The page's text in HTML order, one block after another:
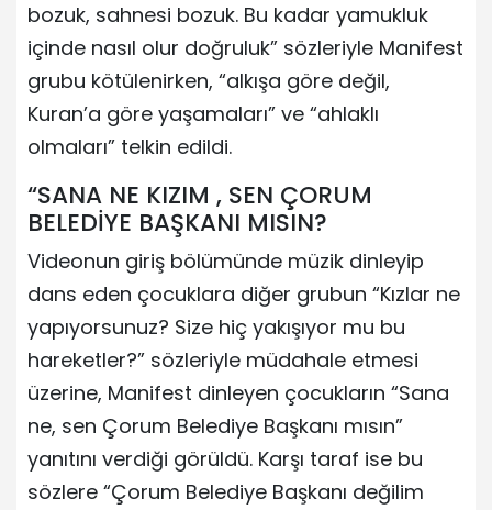
bozuk, sahnesi bozuk. Bu kadar yamukluk
içinde nasıl olur doğruluk” sözleriyle Manifest
grubu kötülenirken, “alkışa göre değil,
Kuran’a göre yaşamaları” ve “ahlaklı
olmaları” telkin edildi.
“SANA NE KIZIM , SEN ÇORUM
BELEDİYE BAŞKANI MISIN?
Videonun giriş bölümünde müzik dinleyip
dans eden çocuklara diğer grubun “Kızlar ne
yapıyorsunuz? Size hiç yakışıyor mu bu
hareketler?” sözleriyle müdahale etmesi
üzerine, Manifest dinleyen çocukların “Sana
ne, sen Çorum Belediye Başkanı mısın”
yanıtını verdiği görüldü. Karşı taraf ise bu
sözlere “Çorum Belediye Başkanı değilim